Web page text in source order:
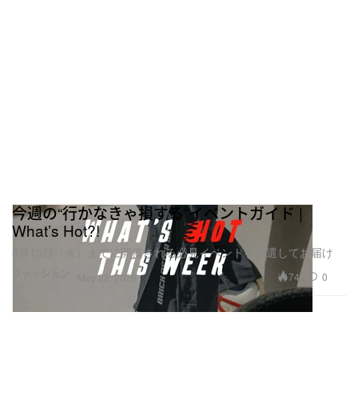
今週の“行かなきゃ損する”イベントガイド |
What’s Hot?!
5月13日（火）までに開催される必見イベントを厳選してお届け
May 22, 2026 747 0